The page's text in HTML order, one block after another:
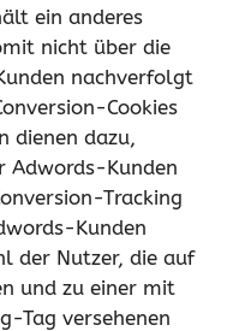
ein anderes
nicht über die
nachverfolgt
Cookies
dienen dazu,
Adwords-Kunden
Tracking
Kunden
der Nutzer, die auf
und zu einer mit
Tag versehenen